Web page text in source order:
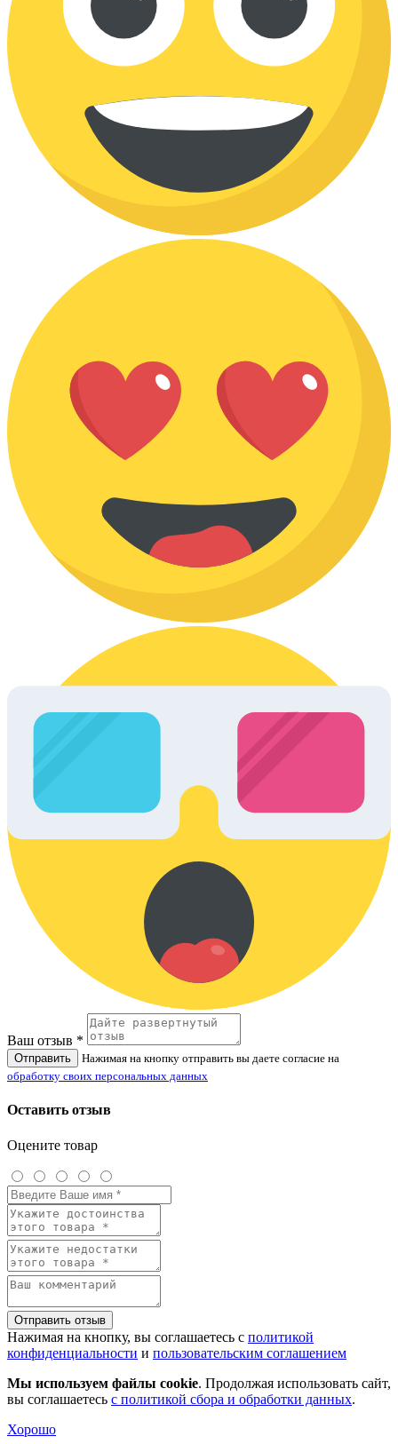
Ваш отзыв *
Отправить
Нажимая на кнопку отправить вы даете согласие на
обработку своих персональных данных
Оставить отзыв
Оцените товар
Отправить отзыв
Нажимая на кнопку, вы соглашаетесь с политикой
конфиденциальности и пользовательским соглашением
Мы используем файлы cookie. Продолжая использовать сайт,
вы соглашаетесь с политикой сбора и обработки данных.
Хорошо